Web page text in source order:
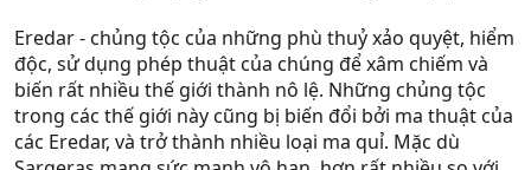
Eredar - chủng tộc của những phù thuỷ xảo quyệt, hiểm
độc, sử dụng phép thuật của chúng để xâm chiếm và
biến rất nhiều thế giới thành nô lệ. Những chủng tộc
trong các thế giới này cũng bị biến đổi bởi ma thuật của
các Eredar, và trở thành nhiều loại ma quỉ. Mặc dù